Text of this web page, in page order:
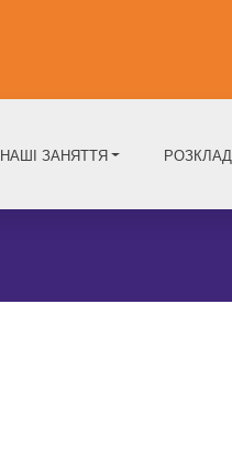
НАШІ ЗАНЯТТЯ РОЗКЛАД